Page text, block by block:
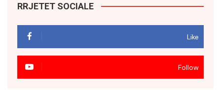
RRJETET SOCIALE
Like
Follow